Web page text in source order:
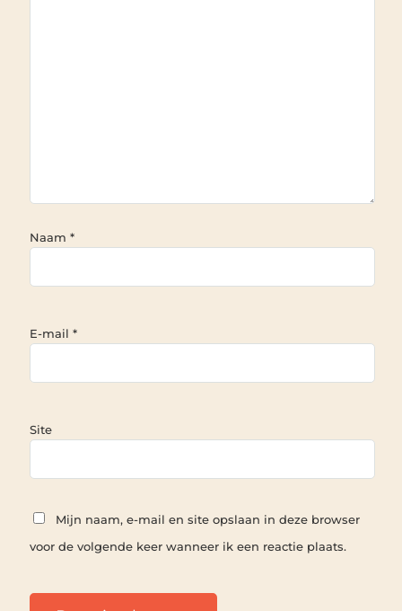
Naam *
E-mail *
Site
Mijn naam, e-mail en site opslaan in deze browser
voor de volgende keer wanneer ik een reactie plaats.